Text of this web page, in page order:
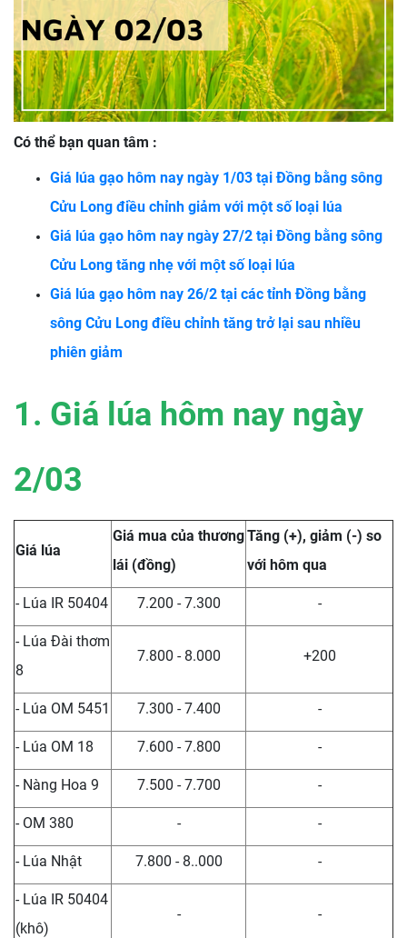
Có thể bạn quan tâm :
Giá lúa gạo hôm nay ngày 1/03 tại Đồng bằng sông
Cửu Long điều chỉnh giảm với một số loại lúa
Giá lúa gạo hôm nay ngày 27/2 tại Đồng bằng sông
Cửu Long tăng nhẹ với một số loại lúa
Giá lúa gạo hôm nay 26/2 tại các tỉnh Đồng bằng
sông Cửu Long điều chỉnh tăng trở lại sau nhiều
phiên giảm
1. Giá lúa hôm nay ngày
2/03
Giá lúa
Giá mua của thương
lái (đồng)
Tăng (+), giảm (-) so
với hôm qua
- Lúa IR 50404 7.200 - 7.300 -
- Lúa Đài thơm
8
7.800 - 8.000 +200
- Lúa OM 5451 7.300 - 7.400 -
- Lúa OM 18 7.600 - 7.800 -
- Nàng Hoa 9 7.500 - 7.700 -
- OM 380 - -
- Lúa Nhật 7.800 - 8..000 -
- Lúa IR 50404
(khô)
- -